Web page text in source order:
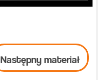
Następny materiał